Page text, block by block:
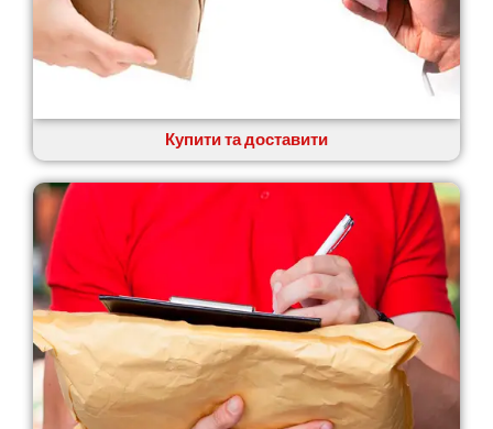
Купити та доставити